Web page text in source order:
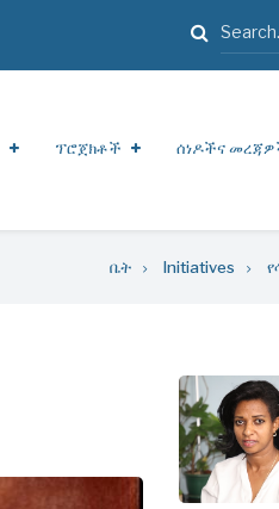
ፈልግ
ፕሮጀክቶች ሰነዶችና
ቤት Initiatives